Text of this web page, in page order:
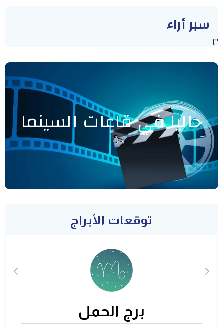
سبر أراء
"]
حاليا في قاعات السينما
توقعات الأبراج
برج الحمل